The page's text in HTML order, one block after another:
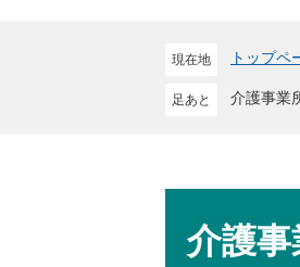
現在地 トップペ
介護事業
介護